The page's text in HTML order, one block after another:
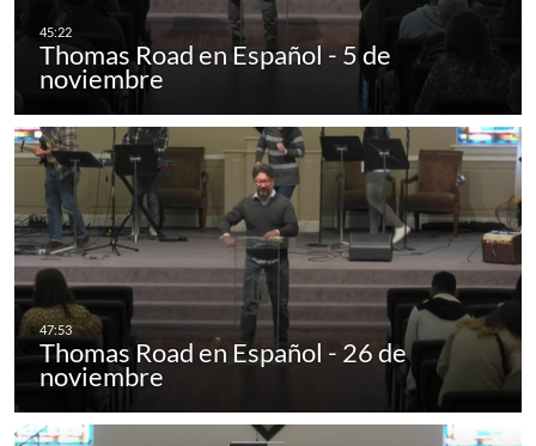
Thomas Road en Español - 5 de
noviembre
Thomas Road en Español - 26 de
noviembre